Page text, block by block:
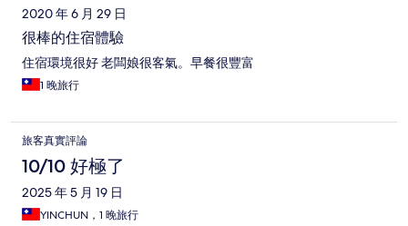
2020 年 6 月 29 日
很棒的住宿體驗
住宿環境很好 老闆娘很客氣。早餐很豐富
1 晚旅行
旅客真實評論
10/10 好極了
2025 年 5 月 19 日
YINCHUN，1 晚旅行